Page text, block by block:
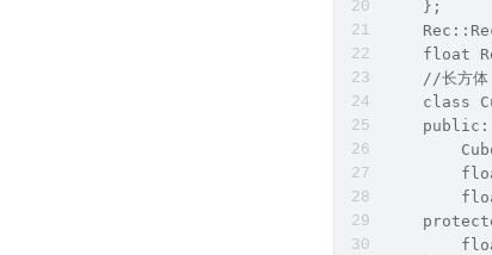
    };
float
    //长方体
class
    public: